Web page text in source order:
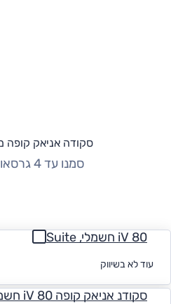
סקודה אניאק קופה
סמנו עד 4 גרסאות להשוואה
iV 80 חשמלי, Suite
עוד לא בשיווק
סקודנ אניאק קופה iV 80 חשמלי, Eco Suite